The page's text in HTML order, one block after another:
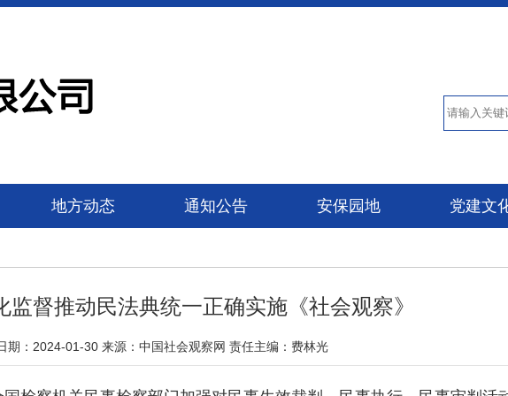
地方动态 通知公告 安保园地 党建文
监督推动民法典统一正确实施《社会观察》
期：2024-01-30 来源：中国社会观察网 责任主编：费林光